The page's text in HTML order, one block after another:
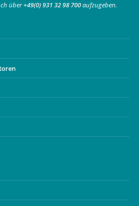
über+49(0) 931 32 98 700aufzugeben.